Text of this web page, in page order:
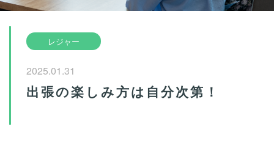
レジャー
2025.01.31
出張の楽しみ方は自分次第！